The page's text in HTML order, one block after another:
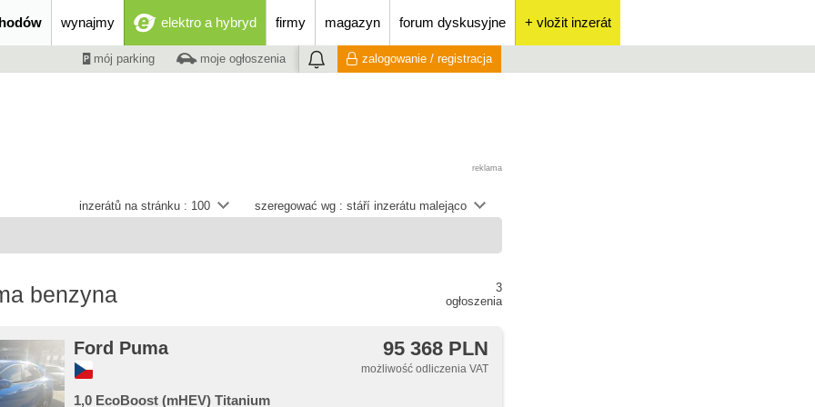
wynajmy elektro a hybryd firmy magazyn forum dyskusyjne + vložit inzerát
mój parking moje ogłoszenia zalogowanie / registracja
reklama
szeregować wg : stáří inzerátu malejąco
inzerátů na stránku : 100
benzyna
3
ogłoszenia
Ford Puma 95 368 PLN
możliwość odliczenia VAT
1,0 EcoBoost (mHEV) Titanium